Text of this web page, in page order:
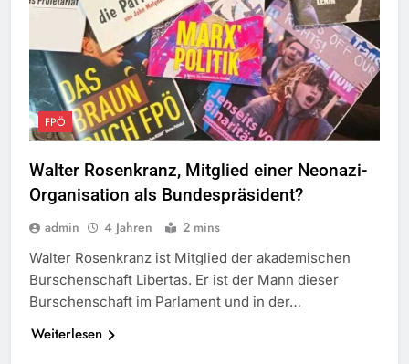
FPÖ
Walter Rosenkranz, Mitglied einer Neonazi-
Organisation als Bundespräsident?
admin 4 Jahren 2 mins
Walter Rosenkranz ist Mitglied der akademischen
Burschenschaft Libertas. Er ist der Mann dieser
Burschenschaft im Parlament und in der…
Weiterlesen